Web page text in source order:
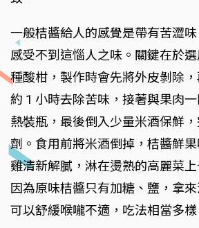
一般桔醬給人的感覺是帶有苦澀
感受不到這惱人之味。關鍵在於
種酸柑，製作時會先將外皮剝除
約 1 小時去除苦味，接著與果肉
熱裝瓶，最後倒入少量米酒保鮮
劑。食用前將米酒倒掉，桔醬鮮
雞清新解膩，淋在燙熟的高麗菜
因為原味桔醬只有加糖、鹽，拿來
可以舒緩喉嚨不適，吃法相當多樣